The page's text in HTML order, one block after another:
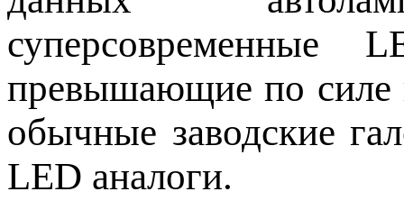
суперсовременные
превышающие по силе
обычные заводские
LED аналоги.